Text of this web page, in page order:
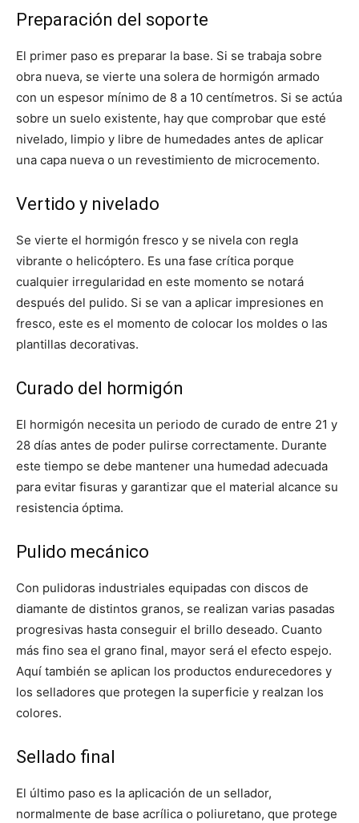
Preparación del soporte
El primer paso es preparar la base. Si se trabaja sobre
obra nueva, se vierte una solera de hormigón armado
con un espesor mínimo de 8 a 10 centímetros. Si se actúa
sobre un suelo existente, hay que comprobar que esté
nivelado, limpio y libre de humedades antes de aplicar
una capa nueva o un revestimiento de microcemento.
Vertido y nivelado
Se vierte el hormigón fresco y se nivela con regla
vibrante o helicóptero. Es una fase crítica porque
cualquier irregularidad en este momento se notará
después del pulido. Si se van a aplicar impresiones en
fresco, este es el momento de colocar los moldes o las
plantillas decorativas.
Curado del hormigón
El hormigón necesita un periodo de curado de entre 21 y
28 días antes de poder pulirse correctamente. Durante
este tiempo se debe mantener una humedad adecuada
para evitar fisuras y garantizar que el material alcance su
resistencia óptima.
Pulido mecánico
Con pulidoras industriales equipadas con discos de
diamante de distintos granos, se realizan varias pasadas
progresivas hasta conseguir el brillo deseado. Cuanto
más fino sea el grano final, mayor será el efecto espejo.
Aquí también se aplican los productos endurecedores y
los selladores que protegen la superficie y realzan los
colores.
Sellado final
El último paso es la aplicación de un sellador,
normalmente de base acrílica o poliuretano, que protege